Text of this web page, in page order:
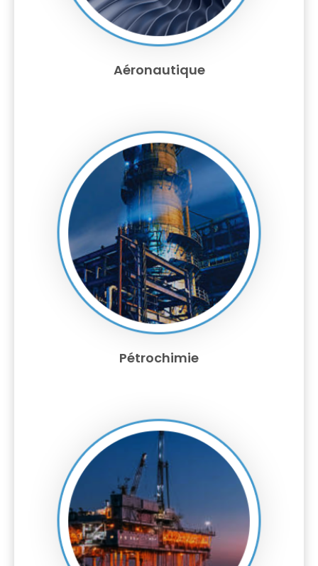
Aéronautique
Pétrochimie